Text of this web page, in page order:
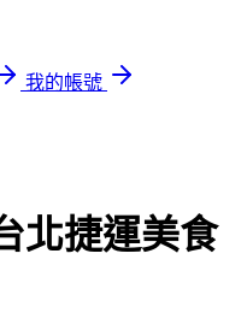
我的帳號
北捷運美食